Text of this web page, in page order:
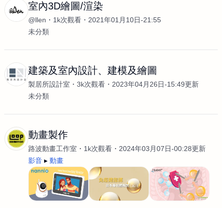
室內3D繪圖/渲染
@llen 1k次觀看
2021年01月10日-21:55
未分類
建築及室內設計、建模及繪圖
製居所設計室 3k次觀看
2023年04月26日-15:49更新
未分類
動畫製作
路波動畫工作室 1k次觀看
2024年03月07日-00:28更新
影音
動畫